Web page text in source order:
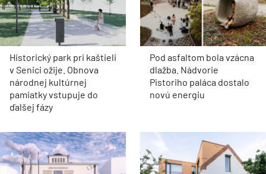
Historický park pri kaštieli
v Senici ožije. Obnova
národnej kultúrnej
pamiatky vstupuje do
ďalšej fázy
Pod asfaltom bola vzácna
dlažba. Nádvorie
Pistoriho paláca dostalo
novú energiu